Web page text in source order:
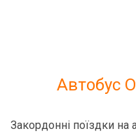
Автобус
Закордонні поїздки на